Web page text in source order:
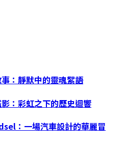
：靜默中的靈魂絮語
：彩虹之下的歷史迴響
：一場汽車設計的華麗冒